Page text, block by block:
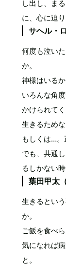
し出し、ま
に、心に迫り
サヘル・
何度も泣い
か。
神様はいる
いろんな角
かけられてく
生きるため
もしくは…。
でも、共通
るしかない
葉田甲太
生きるとい
か。
ご飯を食べ
気になれば
と。